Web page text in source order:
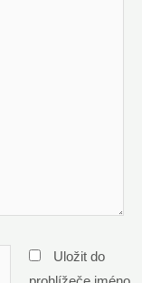
Uložit do